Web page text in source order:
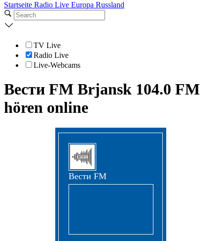
Startseite Radio Live Europa Russland
TV Live
Radio Live
Live-Webcams
Вести FM Brjansk 104.0 FM
hören online
Вести FM